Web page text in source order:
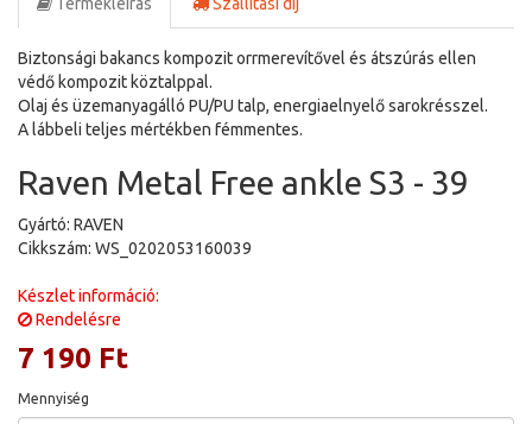
Biztonsági bakancs kompozit orrmerevítővel és átszúrás ellen
védő kompozit köztalppal.
Olaj és üzemanyagálló PU/PU talp, energiaelnyelő sarokrésszel.
A lábbeli teljes mértékben fémmentes.
Raven Metal Free ankle S3 - 39
Gyártó: RAVEN
Cikkszám: WS_0202053160039
Készlet információ:
Rendelésre
7 190 Ft
Mennyiség